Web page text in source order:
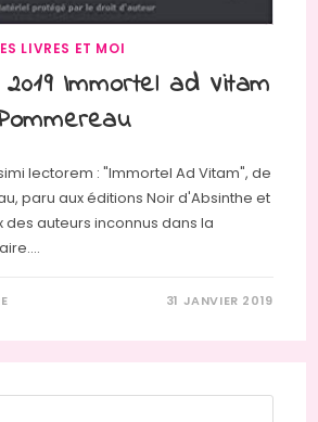
LIVRES ET MOI
Immortel ad Vitam
lectorem : "Immortel Ad Vitam", de
paru aux éditions Noir d'Absinthe et
des auteurs inconnus dans la
31 JANVIER 2019